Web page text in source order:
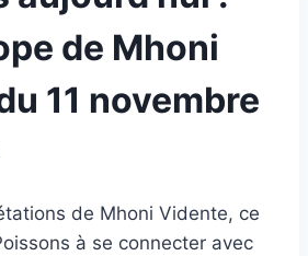
de Mhoni
11 novembre
de Mhoni Vidente, ce
à se connecter avec